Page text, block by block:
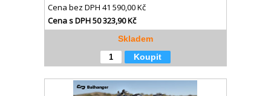
Cena bez DPH 41 590,00 Kč
Cena s DPH50 323,90 Kč
Skladem
Koupit